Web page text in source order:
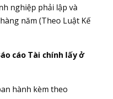
nghiệp phải lập và
năm (Theo Luật Kế
cáo Tài chính lấy ở
hành kèm theo